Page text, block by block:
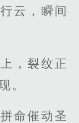
云，瞬间
，裂纹正
。
命催动圣